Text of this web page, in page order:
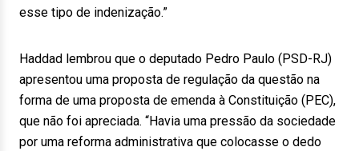
esse tipo de indenização.”
Haddad lembrou que o deputado Pedro Paulo (PSD-RJ)
apresentou uma proposta de regulação da questão na
forma de uma proposta de emenda à Constituição (PEC),
que não foi apreciada. “Havia uma pressão da sociedade
por uma reforma administrativa que colocasse o dedo